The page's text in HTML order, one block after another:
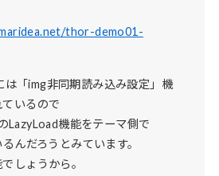
thor-demo01-
は「img非同期読み込み設定」機
いるので
LazyLoad機能をテーマ側で
んだろうとみています。
しょうから。